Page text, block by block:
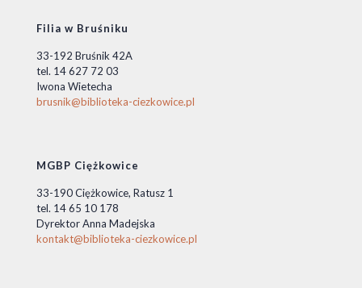
Filia w Bruśniku
33-192 Bruśnik 42A
tel. 14 627 72 03
Iwona Wietecha
brusnik@biblioteka-ciezkowice.pl
MGBP Ciężkowice
33-190 Ciężkowice, Ratusz 1
tel. 14 65 10 178
Dyrektor Anna Madejska
kontakt@biblioteka-ciezkowice.pl